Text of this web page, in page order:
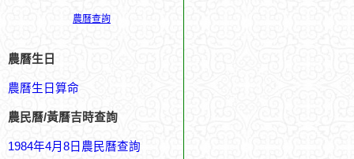
農曆查詢
農曆生日
農曆生日算命
農民曆/黃曆吉時查詢
1984年4月8日農民曆查詢